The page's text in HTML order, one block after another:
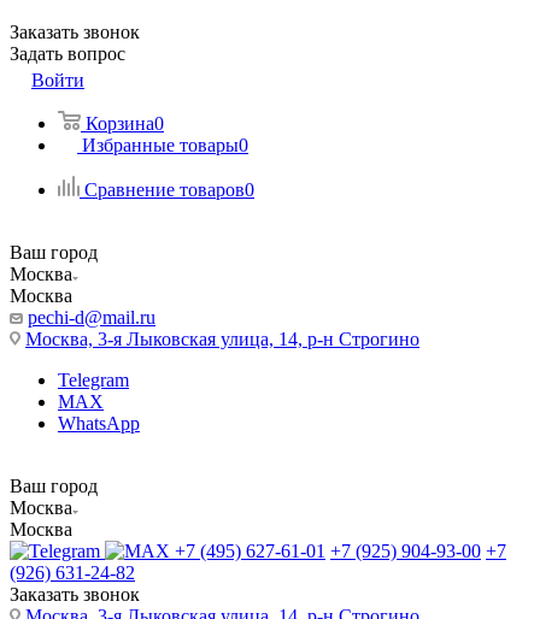
Заказать звонок
Задать вопрос
Войти
Корзина0
Избранные товары0
Сравнение товаров0
Ваш город
Москва
Москва
pechi-d@mail.ru
Москва, 3-я Лыковская улица, 14, р-н Строгино
Telegram
MAX
WhatsApp
Ваш город
Москва
Москва
+7 (495) 627-61-01 +7 (925) 904-93-00 +7
(926) 631-24-82
Заказать звонок